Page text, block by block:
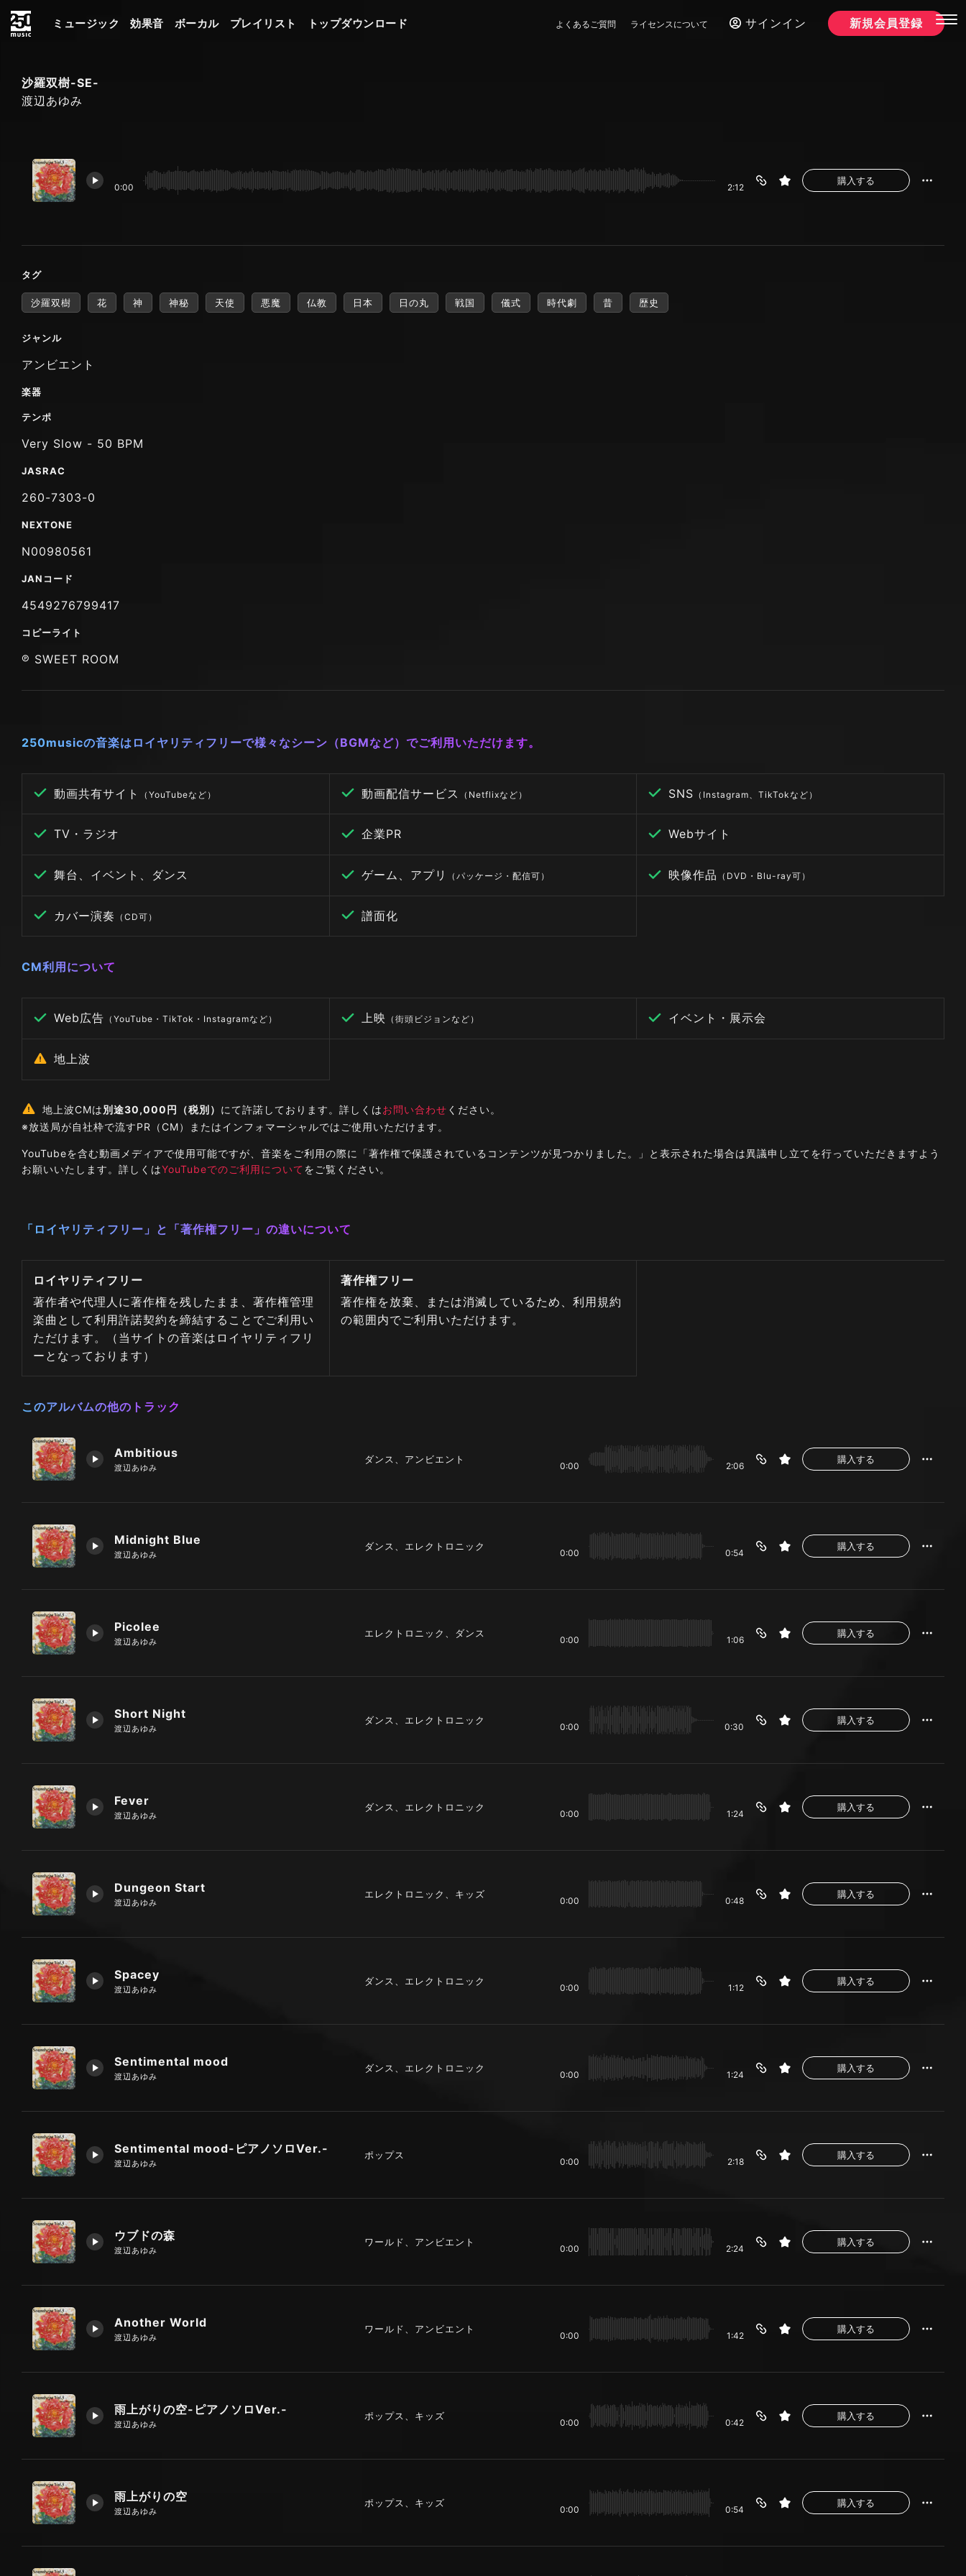
ミュージック 効果音 ボーカル プレイリスト トップダウンロード よくあるご質問 ライセンスについて サインイン 新規会員登録
沙羅双樹-SE-
渡辺あゆみ
0:00 2:12
購入する
タグ
沙羅双樹 花 神 神秘 天使 悪魔 仏教 日本 日の丸 戦国 儀式 時代劇 昔 歴史
ジャンル
アンビエント
楽器
テンポ
Very Slow - 50 BPM
JASRAC
260-7303-0
NEXTONE
N00980561
JANコード
4549276799417
コピーライト
℗ SWEET ROOM
250musicの音楽はロイヤリティフリーで様々なシーン（BGMなど）でご利用いただけます。
動画共有サイト （YouTubeなど） 動画配信サービス （Netflixなど） SNS （Instagram、TikTokなど）
TV・ラジオ 企業PR Webサイト
舞台、イベント、ダンス ゲーム、アプリ （パッケージ・配信可） 映像作品 （DVD・Blu-ray可）
カバー演奏 （CD可） 譜面化
CM利用について
Web広告 （YouTube・TikTok・Instagramなど） 上映 （街頭ビジョンなど） イベント・展示会
地上波
地上波CMは別途30,000円（税別） にて許諾しております。詳しくはお問い合わせ ください。
※放送局が自社枠で流すPR（CM）またはインフォマーシャルではご使用いただけます。
YouTubeを含む動画メディアで使用可能ですが、音楽をご利用の際に「著作権で保護されているコンテンツが見つかりました。」と表示された場合は異議申し立てを行っていただきますよう
お願いいたします。詳しくはYouTubeでのご利用についてをご覧ください。
「ロイヤリティフリー」と「著作権フリー」の違いについて
ロイヤリティフリー
著作者や代理人に著作権を残したまま、著作権管理
楽曲として利用許諾契約を締結することでご利用い
ただけます。（当サイトの音楽はロイヤリティフリ
ーとなっております）
著作権フリー
著作権を放棄、または消滅しているため、利用規約
の範囲内でご利用いただけます。
このアルバムの他のトラック
Ambitious
渡辺あゆみ
ダンス、アンビエント
0:00 2:06
購入する
Midnight Blue
渡辺あゆみ
ダンス、エレクトロニック
0:00 0:54
購入する
Picolee
渡辺あゆみ
エレクトロニック、ダンス
0:00 1:06
購入する
Short Night
渡辺あゆみ
ダンス、エレクトロニック
0:00 0:30
購入する
Fever
渡辺あゆみ
ダンス、エレクトロニック
0:00 1:24
購入する
Dungeon Start
渡辺あゆみ
エレクトロニック、キッズ
0:00 0:48
購入する
Spacey
渡辺あゆみ
ダンス、エレクトロニック
0:00 1:12
購入する
Sentimental mood
渡辺あゆみ
ダンス、エレクトロニック
0:00 1:24
購入する
Sentimental mood-ピアノソロVer.-
渡辺あゆみ
ポップス
0:00 2:18
購入する
ウブドの森
渡辺あゆみ
ワールド、アンビエント
0:00 2:24
購入する
Another World
渡辺あゆみ
ワールド、アンビエント
0:00 1:42
購入する
雨上がりの空-ピアノソロVer.-
渡辺あゆみ
ポップス、キッズ
0:00 0:42
購入する
雨上がりの空
渡辺あゆみ
ポップス、キッズ
0:00 0:54
購入する